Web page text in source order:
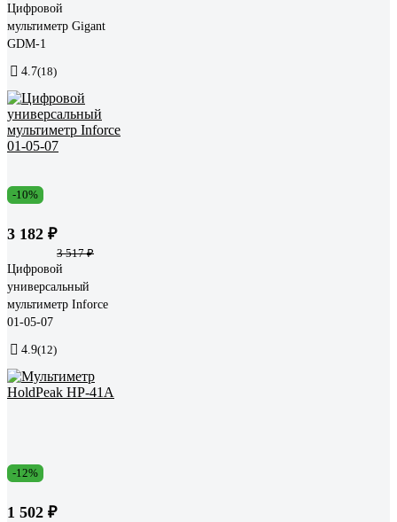
Цифровой
мультиметр Gigant
GDM-1
4.7(18)
-10%
3 182 ₽
3 517 ₽
Цифровой
универсальный
мультиметр Inforce
01-05-07
4.9(12)
-12%
1 502 ₽